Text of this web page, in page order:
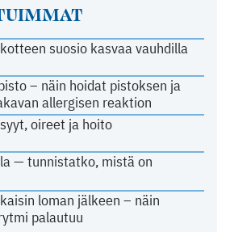
suosio kasvaa vauhdilla
– näin hoidat pistoksen ja
allergisen reaktion
oireet ja hoito
— tunnistatko, mistä on
loman jälkeen – näin
palautuu